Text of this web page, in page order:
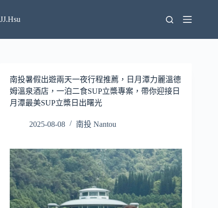
至
要
JJ.Hsu
南投暑假出遊兩天一夜行程推薦，日月潭力麗溫德
姆溫泉酒店，一泊二食SUP立槳專案，帶你迎接日
月潭最美SUP立槳日出曙光
2025-08-08 南投 Nantou